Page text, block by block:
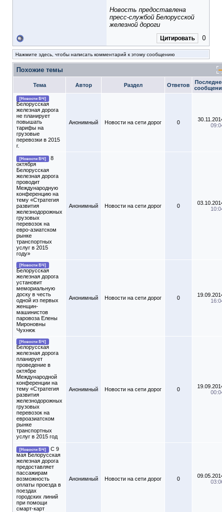
Новость предоставлена
пресс-службой Белорусской
железной дороги
Цитировать 0
Нажмите здесь, чтобы написать комментарий к этому сообщению
Похожие темы
Тема Автор Раздел Ответов
[Новости БЧ]
Белорусская
железная дорога
не планирует
повышать
тарифы на
грузовые
перевозки в 2015
г.
Анонимный Новости на сети дорог 0
[Новости БЧ]
8
октября
Белорусская
железная дорога
проводит
Международную
конференцию на
тему «Стратегия
развития
железнодорожных
грузовых
перевозок на
евро-азиатском
рынке
транспортных
услуг в 2015
году»
Анонимный Новости на сети дорог 0
[Новости БЧ]
Белорусская
железная дорога
установит
мемориальную
доску в честь
одной из первых
женщин-
машинистов
паровоза Елены
Мироновны
Чухнюк
Анонимный Новости на сети дорог 0
[Новости БЧ]
Белорусская
железная дорога
планирует
проведение в
октябре
Международной
конференции на
тему «Стратегия
развития
железнодорожных
грузовых
перевозок на
евроазиатском
рынке
транспортных
услуг в 2015 год
Анонимный Новости на сети дорог 0
[Новости БЧ]
С 9
мая Белорусская
железная дорога
предоставляет
пассажирам
возможность
оплаты проезда в
поездах
городских линий
при помощи
смарт-карт
Анонимный Новости на сети дорог 0